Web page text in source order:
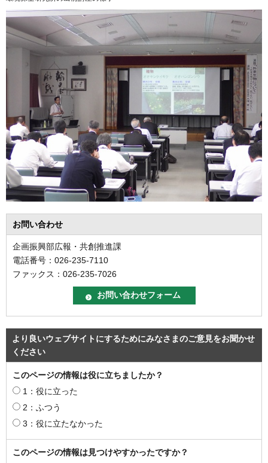
お問い合わせ
企画振興部広報・共創推進課
電話番号：026-235-7110
ファックス：026-235-7026
より良いウェブサイトにするためにみなさまのご意見をお聞かせ
ください
このページの情報は役に立ちましたか？
1：役に立った
2：ふつう
3：役に立たなかった
このページの情報は見つけやすかったですか？